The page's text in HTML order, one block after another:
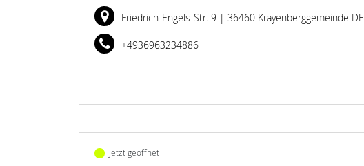
Friedrich-Engels-Str. 9 | 36460 Krayenberggemeinde DE
+4936963234886
Jetzt geöffnet